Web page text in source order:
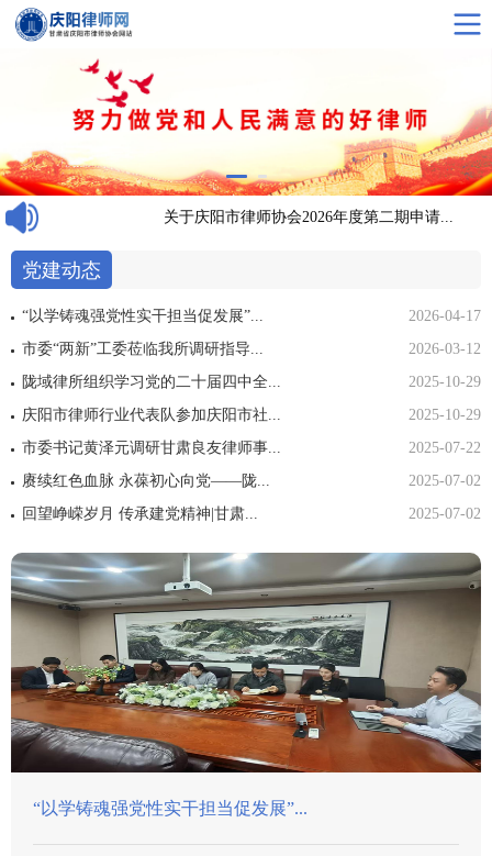
招... 关于庆阳市律师协会2026年度第二期申请...
党建动态
“以学铸魂强党性实干担当促发展”...
2026-04-17
市委“两新”工委莅临我所调研指导...
2026-03-12
陇域律所组织学习党的二十届四中全...
2025-10-29
庆阳市律师行业代表队参加庆阳市社...
2025-10-29
市委书记黄泽元调研甘肃良友律师事...
2025-07-22
赓续红色血脉 永葆初心向党——陇...
2025-07-02
回望峥嵘岁月 传承建党精神|甘肃...
2025-07-02
发展”... 市委“两新”工委莅临我